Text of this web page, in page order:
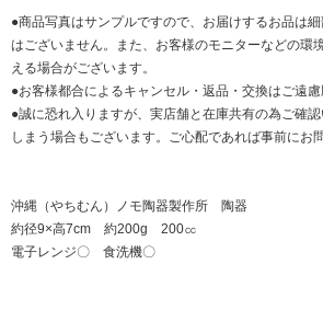
●商品写真はサンプルですので、お届けするお品は
はございません。また、お客様のモニターなどの環
える場合がございます。
●お客様都合によるキャンセル・返品・交換はご遠慮
●誠に恐れ入りますが、実店舗と在庫共有の為ご確
しまう場合もございます。ご心配であれば事前にお
沖縄（やちむん）ノモ陶器製作所 陶器
約径9×高7cm 約200g 200㏄
電子レンジ〇 食洗機〇